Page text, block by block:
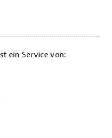
ein Service von: